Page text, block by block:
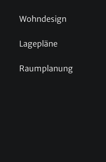
Wohndesign
Lagepläne
Raumplanung